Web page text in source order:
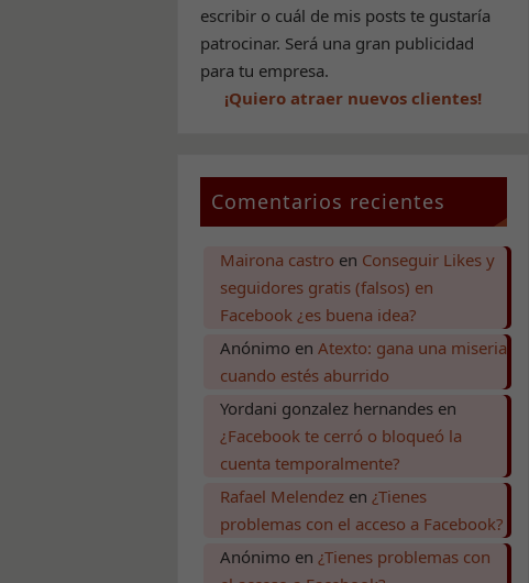
escribir o cuál de mis posts te gustaría
patrocinar. Será una gran publicidad
para tu empresa.
¡Quiero atraer nuevos clientes!
Comentarios recientes
Mairona castro en Conseguir Likes y
seguidores gratis (falsos) en
Facebook ¿es buena idea?
Anónimo en Atexto: gana una miseria
cuando estés aburrido
Yordani gonzalez hernandesen
¿Facebook te cerró o bloqueó la
cuenta temporalmente?
Rafael Melendezen ¿Tienes
problemas con el acceso a Facebook?
Anónimo en ¿Tienes problemas con